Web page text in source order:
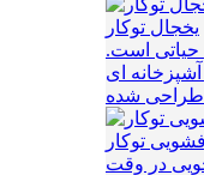
یخجال توکار
حیاتی است.
ای
توکار
در وقت